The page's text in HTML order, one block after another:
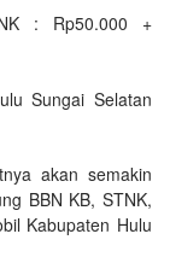
: Rp50.000 +
Sungai Selatan
akan semakin
BBN KB, STNK,
Kabupaten Hulu